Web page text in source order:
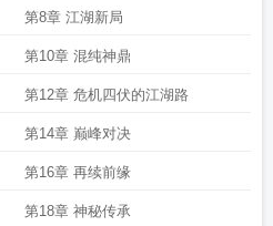
第8章 江湖新局
第10章 混纯神鼎
第12章 危机四伏的江湖路
第14章 巅峰对决
第16章 再续前缘
第18章 神秘传承